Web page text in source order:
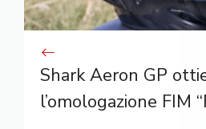
Shark Aeron GP
l’omologazione FIM